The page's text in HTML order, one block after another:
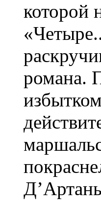
которой
романа.